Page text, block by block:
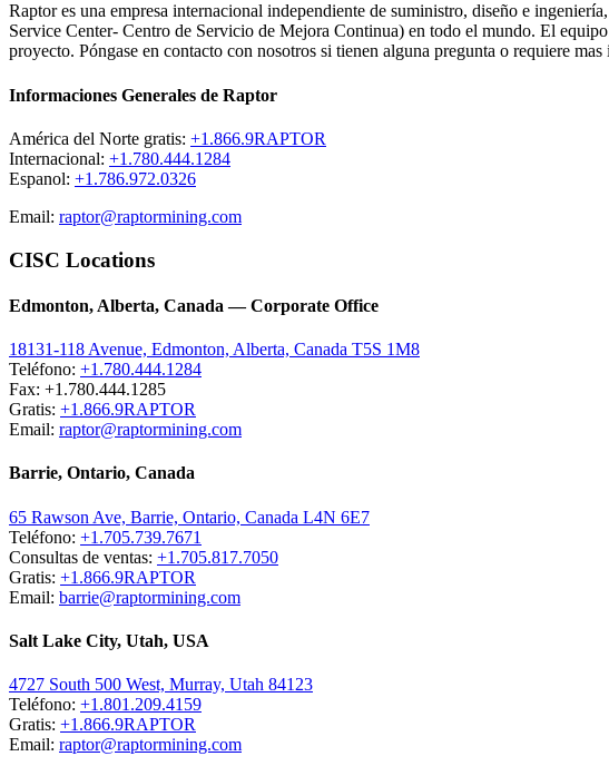
Raptor es una empresa internacional independiente de suministro, diseño e
Service Center- Centro de Servicio de Mejora Continua) en todo el mundo. El
proyecto. Póngase en contacto con nosotros si tienen alguna pregunta o requiere
Informaciones Generales de Raptor
América del Norte gratis: +1.866.9RAPTOR
Internacional: +1.780.444.1284
Espanol: +1.786.972.0326
Email: raptor@raptormining.com
CISC Locations
Edmonton, Alberta, Canada — Corporate Office
18131-118 Avenue, Edmonton, Alberta, Canada T5S 1M8
Teléfono: +1.780.444.1284
Fax: +1.780.444.1285
Gratis: +1.866.9RAPTOR
Email: raptor@raptormining.com
Barrie, Ontario, Canada
65 Rawson Ave, Barrie, Ontario, Canada L4N 6E7
Teléfono: +1.705.739.7671
Consultas de ventas: +1.705.817.7050
Gratis: +1.866.9RAPTOR
Email: barrie@raptormining.com
Salt Lake City, Utah, USA
4727 South 500 West, Murray, Utah 84123
Teléfono: +1.801.209.4159
Gratis: +1.866.9RAPTOR
Email: raptor@raptormining.com